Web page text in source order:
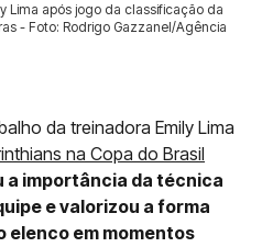
Lima após jogo da classificação da
- Foto: Rodrigo Gazzanel/Agência
da treinadora Emily Lima
na Copa do Brasil
a importância da técnica
e valorizou a forma
elenco em momentos